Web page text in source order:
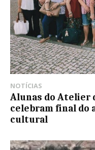
NOTÍCIAS
Alunas do Atelier
celebram final do
cultural